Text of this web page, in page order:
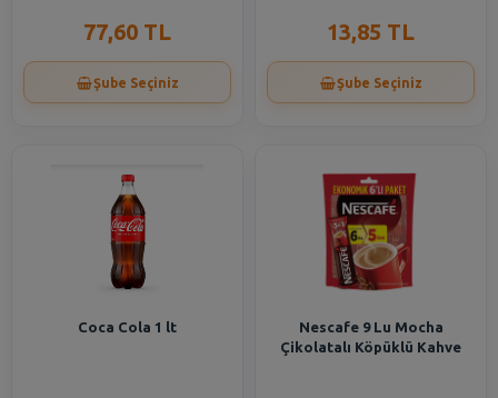
77,60 TL
Şube Seçiniz
13,85 TL
Şube Seçiniz
Coca Cola 1 lt
Nescafe 9 Lu Mocha
Çikolatalı Köpüklü Kahve